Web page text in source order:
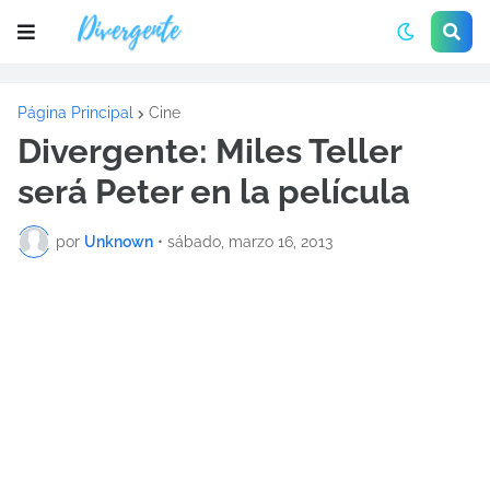
Página Principal Cine
Divergente: Miles Teller
será Peter en la película
por Unknown • sábado, marzo 16, 2013